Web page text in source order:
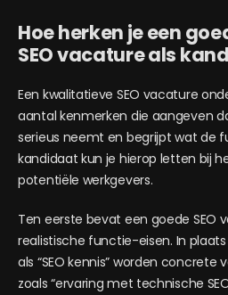
Hoe herken je een
SEO vacature als
Een kwalitatieve SEO vacature
aantal kenmerken die aangeven
serieus neemt en begrijpt wat de
kandidaat kun je hierop letten bij
potentiële werkgevers.
Ten eerste bevat een goede SEO
realistische functie-eisen. In
als “SEO kennis” worden
zoals “ervaring met technische